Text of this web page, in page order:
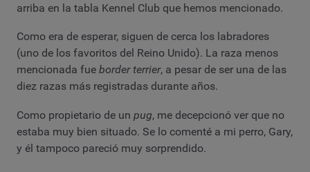
arriba en la tabla Kennel Club que hemos mencionado.
Como era de esperar, siguen de cerca los labradores
(uno de los favoritos del Reino Unido). La raza menos
mencionada fue border terrier, a pesar de ser una de las
diez razas más registradas durante años.
Como propietario de un pug, me decepcionó ver que no
estaba muy bien situado. Se lo comenté a mi perro, Gary,
y él tampoco pareció muy sorprendido.